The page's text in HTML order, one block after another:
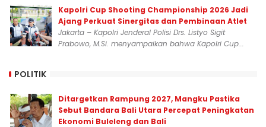
Kapolri Cup Shooting Championship 2026 Jadi
Ajang Perkuat Sinergitas dan Pembinaan Atlet
Jakarta – Kapolri Jenderal Polisi Drs. Listyo Sigit
Prabowo, M.Si. menyampaikan bahwa Kapolri Cup...
POLITIK
Ditargetkan Rampung 2027, Mangku Pastika
Sebut Bandara Bali Utara Percepat Peningkatan
Ekonomi Buleleng dan Bali